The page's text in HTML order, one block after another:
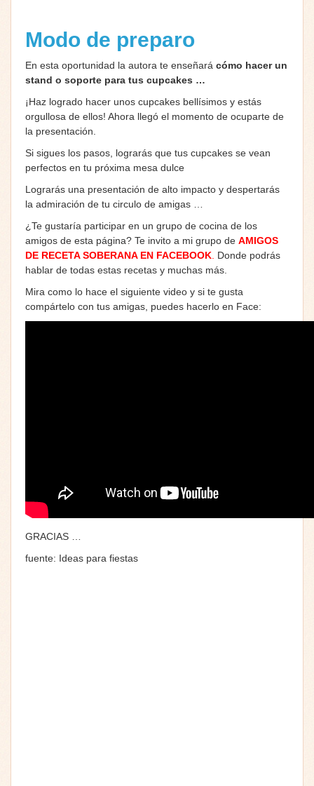
Modo de preparo
En esta oportunidad la autora te enseñará cómo hacer un
stand o soporte para tus cupcakes …
¡Haz logrado hacer unos cupcakes bellísimos y estás
orgullosa de ellos! Ahora llegó el momento de ocuparte de
la presentación.
Si sigues los pasos, lograrás que tus cupcakes se vean
perfectos en tu próxima mesa dulce
Lograrás una presentación de alto impacto y despertarás
la admiración de tu circulo de amigas …
¿Te gustaría participar en un grupo de cocina de los
amigos de esta página? Te invito a mi grupo de AMIGOS
DE RECETA SOBERANA EN FACEBOOK Donde podrás
hablar de todas estas recetas y muchas más.
Mira como lo hace el siguiente video y si te gusta
compártelo con tus amigas, puedes hacerlo en Face:
GRACIAS …
fuente: Ideas para fiestas